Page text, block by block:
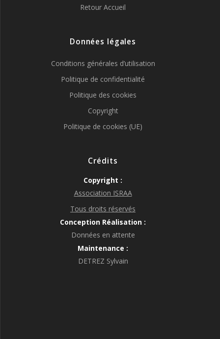
Retour Accueil
Données légales
Conditions générales d’utilisation
Politique de confidentialité
Politique des cookies
Copyright
Politique de cookies (UE)
Crédits
Copyright :
Association ISRAA
Tous droits réservés
Conception Réalisation :
Données en attente
Maintenance :
DETREZ Sylvain